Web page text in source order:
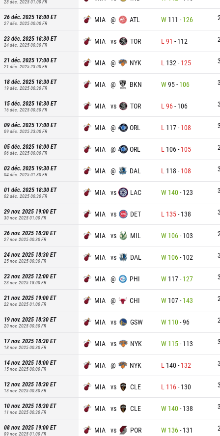
28 déc. 2025 01:00FR
26 déc. 2025 18:00ET
27 déc. 2025 00:00FR MIA @ ATL W 111 - 126
23 déc. 2025 18:30ET
24 déc. 2025 00:30FR MIA vs TOR L 91 - 112
21 déc. 2025 17:00ET
21 déc. 2025 23:00FR MIA @ NYK L 132 - 125
18 déc. 2025 18:30ET
19 déc. 2025 00:30FR MIA @ BKN W95- 106
15 déc. 2025 18:30ET
16 déc. 2025 00:30FR MIA vs TOR L 96- 106
09 déc. 2025 17:00ET
09 déc. 2025 23:00FR MIA @ ORL L 117- 108
05 déc. 2025 18:00ET
06 déc. 2025 00:00FR MIA @ ORL L 106- 105
03 déc. 2025 19:30ET
04 déc. 2025 01:30FR MIA @ DAL L 118 - 108
01 déc. 2025 18:30ET
02 déc. 2025 00:30FR MIA vs LAC W 140- 123
29 nov. 2025 19:00ET
30 nov. 2025 01:00FR MIA vs DET L 135- 138
26 nov. 2025 18:30ET
27 nov. 2025 00:30FR MIA vs MIL W 106- 103
24 nov. 2025 18:30ET
25 nov. 2025 00:30FR MIA vs DAL W 106- 102
23 nov. 2025 12:00ET
23 nov. 2025 18:00FR MIA @ PHI W 117- 127
21 nov. 2025 19:00ET
22 nov. 2025 01:00FR MIA @ CHI W 107- 143
19 nov. 2025 18:30ET
20 nov. 2025 00:30FR MIA vs GSW W 110-96
17 nov. 2025 18:30ET
18 nov. 2025 00:30FR MIA vs NYK W 115- 113
14 nov. 2025 18:00ET
15 nov. 2025 00:00FR MIA @ NYK L 140- 132
12 nov. 2025 18:30ET
13 nov. 2025 00:30FR MIA vs CLE L 116- 130
10 nov. 2025 18:30ET
11 nov. 2025 00:30FR MIA vs CLE W 140- 138
08 nov. 2025 19:00ET
09 nov. 2025 01:00FR MIA vs POR W 136- 131